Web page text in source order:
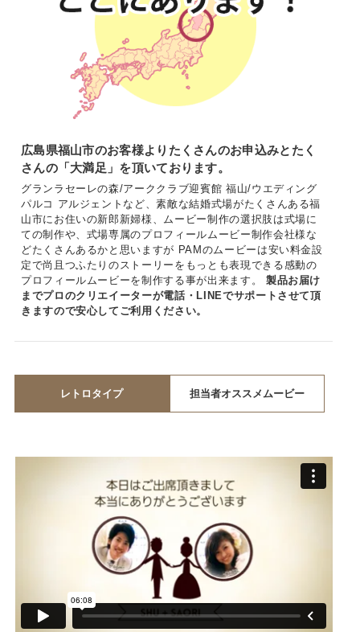
広島県福山市のお客様よりたくさんのお申込みとたく
さんの「大満足」を頂いております。
グランラセーレの森/アーククラブ迎賓館 福山/ウエディング
パルコ アルジェントなど、素敵な結婚式場がたくさんある福
山市にお住いの新郎新婦様、ムービー制作の選択肢は式場に
ての制作や、式場専属のプロフィールムービー制作会社様な
どたくさんあるかと思いますが PAMのムービーは安い料金設
定で尚且つふたりのストーリーをもっとも表現できる感動の
プロフィールムービーを制作する事が出来ます。 製品お届け
までプロのクリエイーターが電話・LINEでサポートさせて頂
きますので安心してご利用ください。
レトロタイプ 担当者オススメムービー